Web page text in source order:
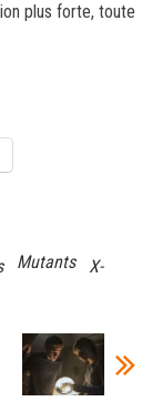
plus forte, toute
Mutants
X-